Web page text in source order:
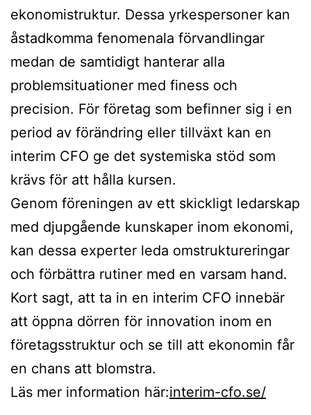
ekonomistruktur. Dessa yrkespersoner kan
åstadkomma fenomenala förvandlingar
medan de samtidigt hanterar alla
problemsituationer med finess och
precision. För företag som befinner sig i en
period av förändring eller tillväxt kan en
interim CFO ge det systemiska stöd som
krävs för att hålla kursen.
Genom föreningen av ett skickligt ledarskap
med djupgående kunskaper inom ekonomi,
kan dessa experter leda omstruktureringar
och förbättra rutiner med en varsam hand.
Kort sagt, att ta in en interim CFO innebär
att öppna dörren för innovation inom en
företagsstruktur och se till att ekonomin får
en chans att blomstra.
Läs mer information här:interim-cfo.se/